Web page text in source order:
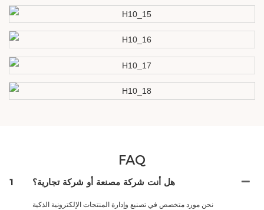
FAQ
1 هل أنت شركة مصنعة أو شركة تجارية؟
نحن مورد متخصص في تصنيع وإدارة المنتجات الإلكترونية الذكية